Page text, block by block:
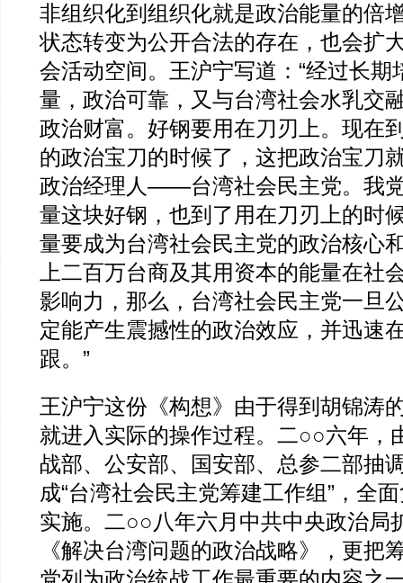
非组织化到组织化就是政治能量的倍
状态转变为公开合法的存在，也会扩
会活动空间。王沪宁写道：“经过长期
量，政治可靠，又与台湾社会水乳交
政治财富。好钢要用在刀刃上。现在
的政治宝刀的时候了，这把政治宝刀
政治经理人——台湾社会民主党。我
量这块好钢，也到了用在刀刃上的时
量要成为台湾社会民主党的政治核心
上二百万台商及其用资本的能量在社
影响力，那么，台湾社会民主党一旦
定能产生震撼性的政治效应，并迅速
跟。”
王沪宁这份《构想》由于得到胡锦涛
就进入实际的操作过程。二○○六年，
战部、公安部、国安部、总参二部抽
成“台湾社会民主党筹建工作组”，全
实施。二○○八年六月中共中央政治局
《解决台湾问题的政治战略》，更把